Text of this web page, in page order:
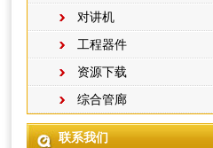
对讲机
工程器件
资源下载
综合管廊
联系我们